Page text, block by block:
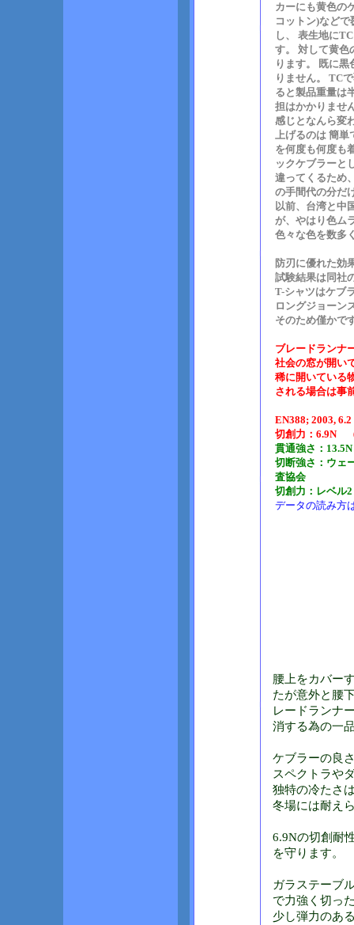
カーにも黄色の
コットン)など
し、 表生地に
す。 対して黄色
ります。 既に
りません。 TC
ると製品重量は
担はかかりませ
感じとなんら変
上げるのは 簡単
を何度も何度も
ックケブラーと
違ってくるため
の手間代の分だ
以前、台湾と中
が、やはり色ム
色々な色を数多
防刃に優れた効
試験結果は同社
T-シャツはケブ
ロングジョーン
そのため僅かで
ブレードランナ
社会の窓が開い
稀に開いている
される場合は事
EN388; 2003,
切創力：6.9N
貫通強さ：
切断強さ：ウ
査協会
切創力：レベル
データの読み方
腰上をカバー
たが意外と腰
レードランナ
消する為の一
ケブラーの良
スペクトラや
独特の冷たさ
冬場には耐え
6.9Nの切創耐
を守ります。
ガラステーブ
で力強く切っ
少し弾力のあ